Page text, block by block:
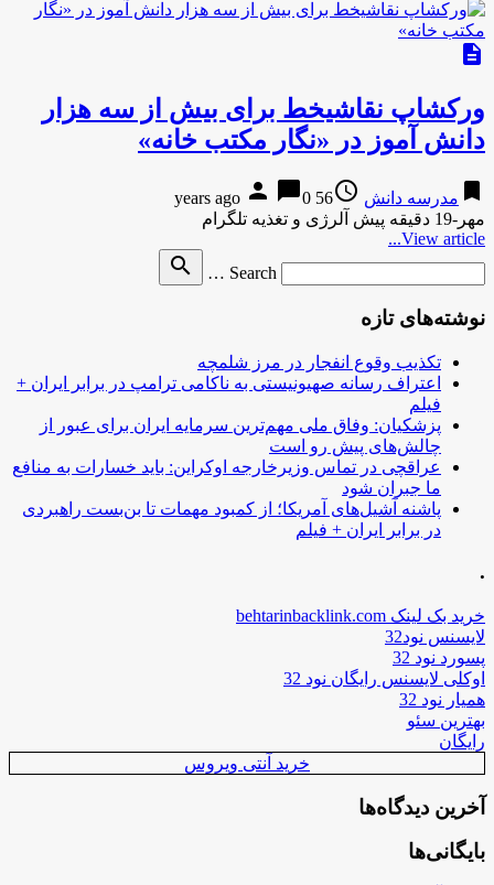
description
ورکشاپ نقاشیخط برای بیش از سه هزار
دانش آموز در «نگار مکتب خانه»
bookmark مدرسه دانش access_time
56 years ago
person chat_bubble0
مهر-19 دقیقه پیش آلرژی و تغذیه تلگرام
View article...
Search …
search
نوشته‌های تازه
تکذیب وقوع انفجار در مرز شلمچه
اعتراف رسانه صهیونیستی به ناکامی ترامپ در برابر ایران +
فیلم
پزشکیان: وفاق ملی مهم‌ترین سرمایه ایران برای عبور از
چالش‌های پیش رو است
عراقچی در تماس وزیرخارجه اوکراین: باید خسارات به منافع
ما جبران شود
پاشنه آشیل‌های آمریکا؛ از کمبود مهمات تا بن‌بست راهبردی
در برابر ایران + فیلم
.
خرید بک لینک behtarinbacklink.com
لایسنس نود32
پسورد نود 32
اوکلی لایسنس رایگان نود 32
همیار نود 32
بهترین سئو
رایگان
خرید آنتی ویروس
آخرین دیدگاه‌ها
بایگانی‌ها